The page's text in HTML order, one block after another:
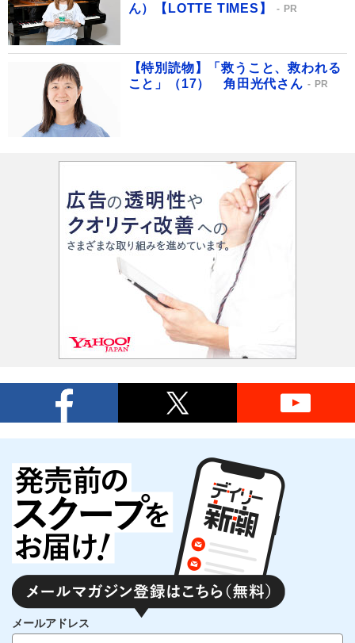
ん）【LOTTE TIMES】
PR
【特別読物】「救うこと、救われる
こと」（17） 角田光代さん
PR
メールアドレス